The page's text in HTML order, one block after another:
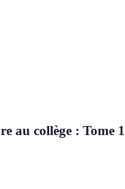
au collège : Tome 1